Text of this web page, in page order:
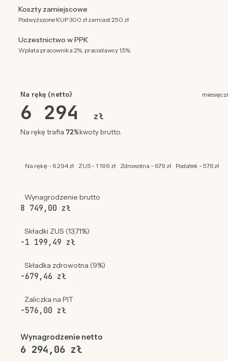
Koszty zamiejscowe
Podwyższone KUP 300 zł zamiast 250 zł
Uczestnictwo w PPK
Wpłata pracownika 2%, pracodawcy 1,5%
Na rękę (netto)
6 294 zł
Na rękę trafia 72%kwoty brutto.
Na rękę - 6 294 zł ZUS - 1 199 zł Zdrowotna - 679 zł Podatek - 576 zł
Wynagrodzenie brutto
8 749,00 zł
Składki ZUS (13,71%)
-1 199,49 zł
Składka zdrowotna (9%)
-679,46 zł
Zaliczka na PIT
-576,00 zł
Wynagrodzenie netto
6 294,06 zł